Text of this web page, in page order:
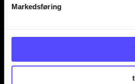
Markedsføring
Kontakt oss